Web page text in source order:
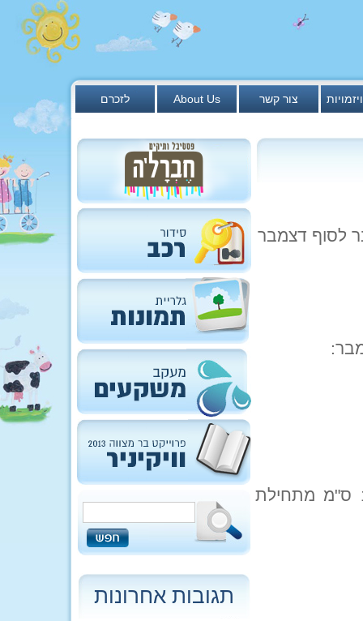
לזכרם About Us צור קשר
היום המפלס עומד על -212.26 שזה עליה של 15 ס"מ מתחילת
תגובות אחרונות